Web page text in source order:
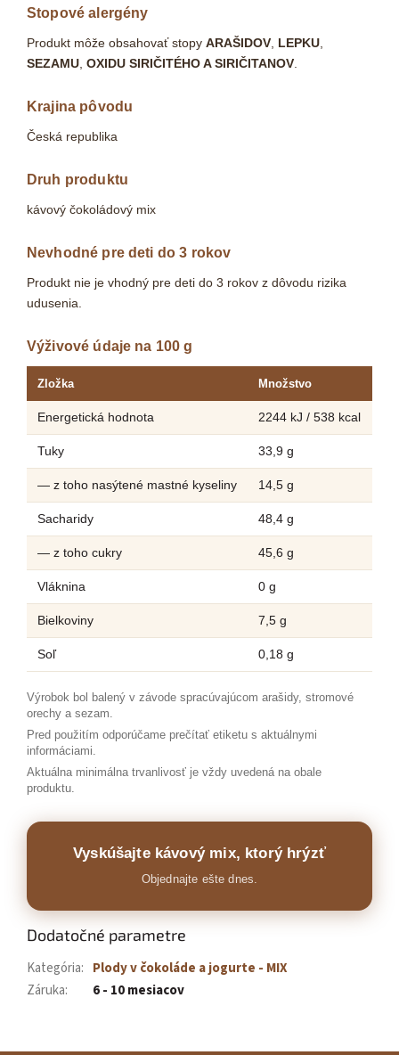
Stopové alergény
Produkt môže obsahovať stopy ARAŠIDOV LEPKU
SEZAMU OXIDU SIRIČITÉHO A SIRIČITANOV
Krajina pôvodu
Česká republika
Druh produktu
kávový čokoládový mix
Nevhodné pre deti do 3 rokov
Produkt nie je vhodný pre deti do 3 rokov z dôvodu rizika
udusenia.
Výživové údaje na 100 g
Zložka Množstvo
Energetická hodnota 2244 kJ / 538 kcal
Tuky 33,9 g
— z toho nasýtené mastné kyseliny 14,5 g
Sacharidy 48,4 g
— z toho cukry 45,6 g
Vláknina 0 g
Bielkoviny 7,5 g
Soľ 0,18 g
Výrobok bol balený v závode spracúvajúcom arašidy, stromové
orechy a sezam.
Pred použitím odporúčame prečítať etiketu s aktuálnymi
informáciami.
Aktuálna minimálna trvanlivosť je vždy uvedená na obale
produktu.
Vyskúšajte kávový mix, ktorý hrýzť
Objednajte ešte dnes.
Dodatočné parametre
Kategória: Plody v čokoláde a jogurte - MIX
Záruka: 6 - 10 mesiacov